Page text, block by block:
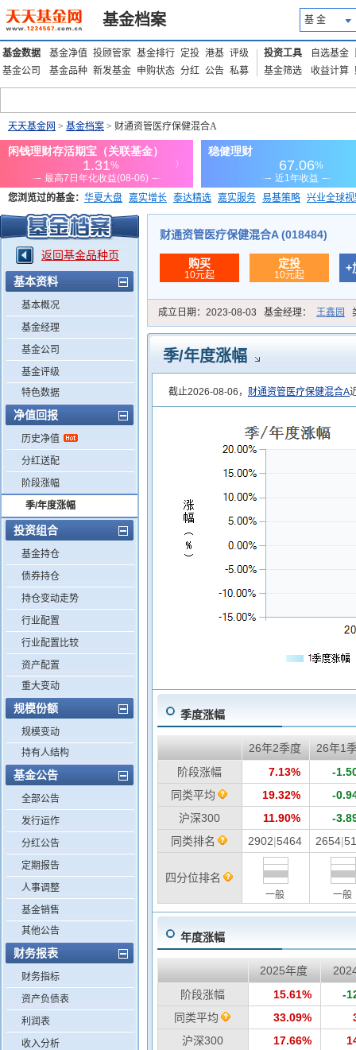
基金档案 基 金
基金数据 基金净值 投顾管家 基金排行 定投 港基 评级
基金公司
基金品种 新发基金 申购状态 分红 公告 私募
投资工具 自选基金
基金筛选
收益计算
天天基金网 > 基金档案 > 财通资管医疗保健混合A
您浏览过的基金： 华夏大盘 嘉实增长 泰达精选 嘉实服务 易基策略 兴业全球
添富优势 华安宏利 上证180价值ETF
返回基金品种页
基本资料
基本概况
基金经理
基金公司
基金评级
特色数据
净值回报
历史净值
分红送配
阶段涨幅
季/年度涨幅
投资组合
基金持仓
债券持仓
持仓变动走势
行业配置
行业配置比较
资产配置
重大变动
规模份额
规模变动
持有人结构
基金公告
全部公告
发行运作
分红公告
定期报告
人事调整
基金销售
其他公告
财务报表
财务指标
资产负债表
利润表
收入分析
财通资管医疗保健混合A (018484)
购买
10元起
定投
10元起
+
成立日期： 2023-08-03 基金经理： 王鑫园
季/年度涨幅
截止2026-08-06， 财通资管医疗保健混合A
季度涨幅
26年2季度
26年1
阶段涨幅
7.13%
-
同类平均
19.32%
-
沪深300
11.90%
-
同类排名
2902|5464 2654|
四分位排名
一般 一般
年度涨幅
2025年度
阶段涨幅
15.61%
-
同类平均
33.09%
沪深300
17.66%